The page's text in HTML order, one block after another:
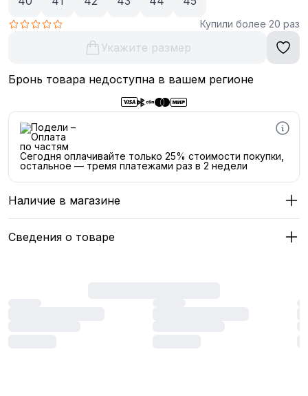
Купили более 20 раз
Укажите размер
Бронь товара недоступна в вашем регионе
Сегодня оплачивайте только 25% стоимости покупки,
остальное — тремя платежами раз в 2 недели
Наличие в магазине
Сведения о товаре